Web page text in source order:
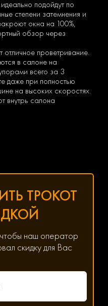
подойдут по
степени затемнения и
окна на 100%,
обзор через
проветривание.
в салоне на
всего за 3
даже при полностью
на высоких скоростях.
внутрь салона
выборе каркасных штор.
на отдельные окна,
устанавливать и
когда это потребуется,
отдельно.
Foton, оставьте
Viber или
связи.
вас вопросы,
ТРОКОТ
наш оператор
скидку для Вас